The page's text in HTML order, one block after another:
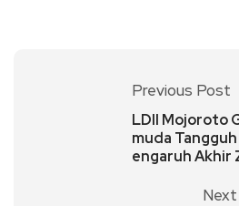
Previous Post
LDII Mojoroto
muda
engaruh Akhir